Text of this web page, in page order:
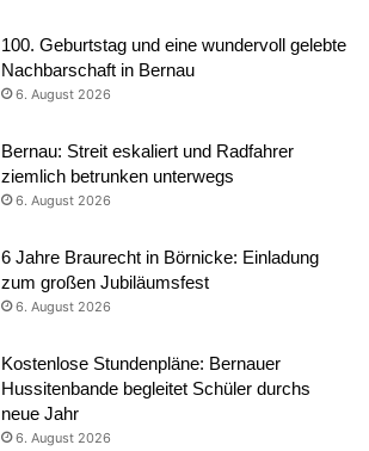
100. Geburtstag und eine wundervoll gelebte
Nachbarschaft in Bernau
6. August 2026
Bernau: Streit eskaliert und Radfahrer
ziemlich betrunken unterwegs
6. August 2026
6 Jahre Braurecht in Börnicke: Einladung
zum großen Jubiläumsfest
6. August 2026
Kostenlose Stundenpläne: Bernauer
Hussitenbande begleitet Schüler durchs
neue Jahr
6. August 2026